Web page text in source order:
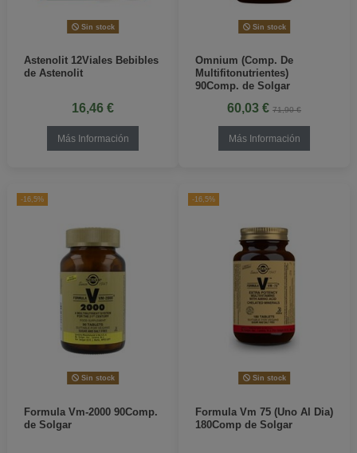
Sin stock
Astenolit 12Viales Bebibles
de Astenolit
16,46 €
Más Información
Sin stock
Omnium (Comp. De
Multifitonutrientes)
90Comp. de Solgar
60,03 € 71,90 €
Más Información
-16,5%
Sin stock
Formula Vm-2000 90Comp.
de Solgar
-16,5%
Sin stock
Formula Vm 75 (Uno Al Dia)
180Comp de Solgar